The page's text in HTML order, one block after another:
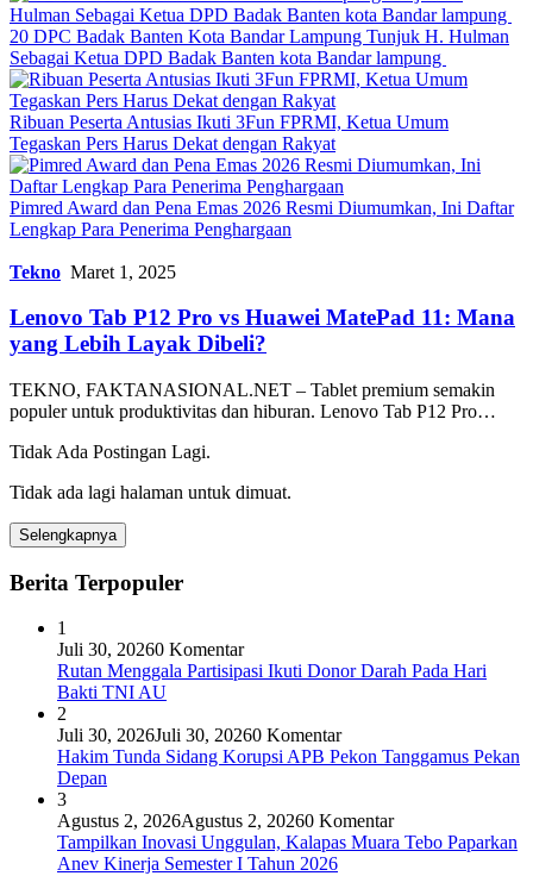
20 DPC Badak Banten Kota Bandar Lampung Tunjuk H. Hulman
Sebagai Ketua DPD Badak Banten kota Bandar lampung
Ribuan Peserta Antusias Ikuti 3Fun FPRMI, Ketua Umum
Tegaskan Pers Harus Dekat dengan Rakyat
Pimred Award dan Pena Emas 2026 Resmi Diumumkan, Ini Daftar
Lengkap Para Penerima Penghargaan
Tekno Maret 1, 2025
Lenovo Tab P12 Pro vs Huawei MatePad 11: Mana
yang Lebih Layak Dibeli?
TEKNO, FAKTANASIONAL.NET – Tablet premium semakin
populer untuk produktivitas dan hiburan. Lenovo Tab P12 Pro…
Tidak Ada Postingan Lagi.
Tidak ada lagi halaman untuk dimuat.
Selengkapnya
Berita Terpopuler
1
Juli 30, 20260 Komentar
Rutan Menggala Partisipasi Ikuti Donor Darah Pada Hari
Bakti TNI AU
2
Juli 30, 2026Juli 30, 20260 Komentar
Hakim Tunda Sidang Korupsi APB Pekon Tanggamus Pekan
Depan
3
Agustus 2, 2026Agustus 2, 20260 Komentar
Tampilkan Inovasi Unggulan, Kalapas Muara Tebo Paparkan
Anev Kinerja Semester I Tahun 2026